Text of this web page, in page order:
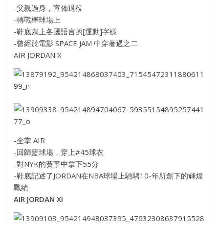
-父親過身，宣佈退役
-轉戰棒球場上
-鞋底寫上各國語言的[運動]字樣
-曾經於電影 SPACE JAM 中穿著過之二
AIR JORDAN X
-全掌 AIR
-回歸籃球場，穿上#45球衣
-對NYK的賽事中拿下55分
-鞋底記述了JORDAN在NBA球場上馳騁10-年所創下的輝煌
戰績
AIR JORDAN XI